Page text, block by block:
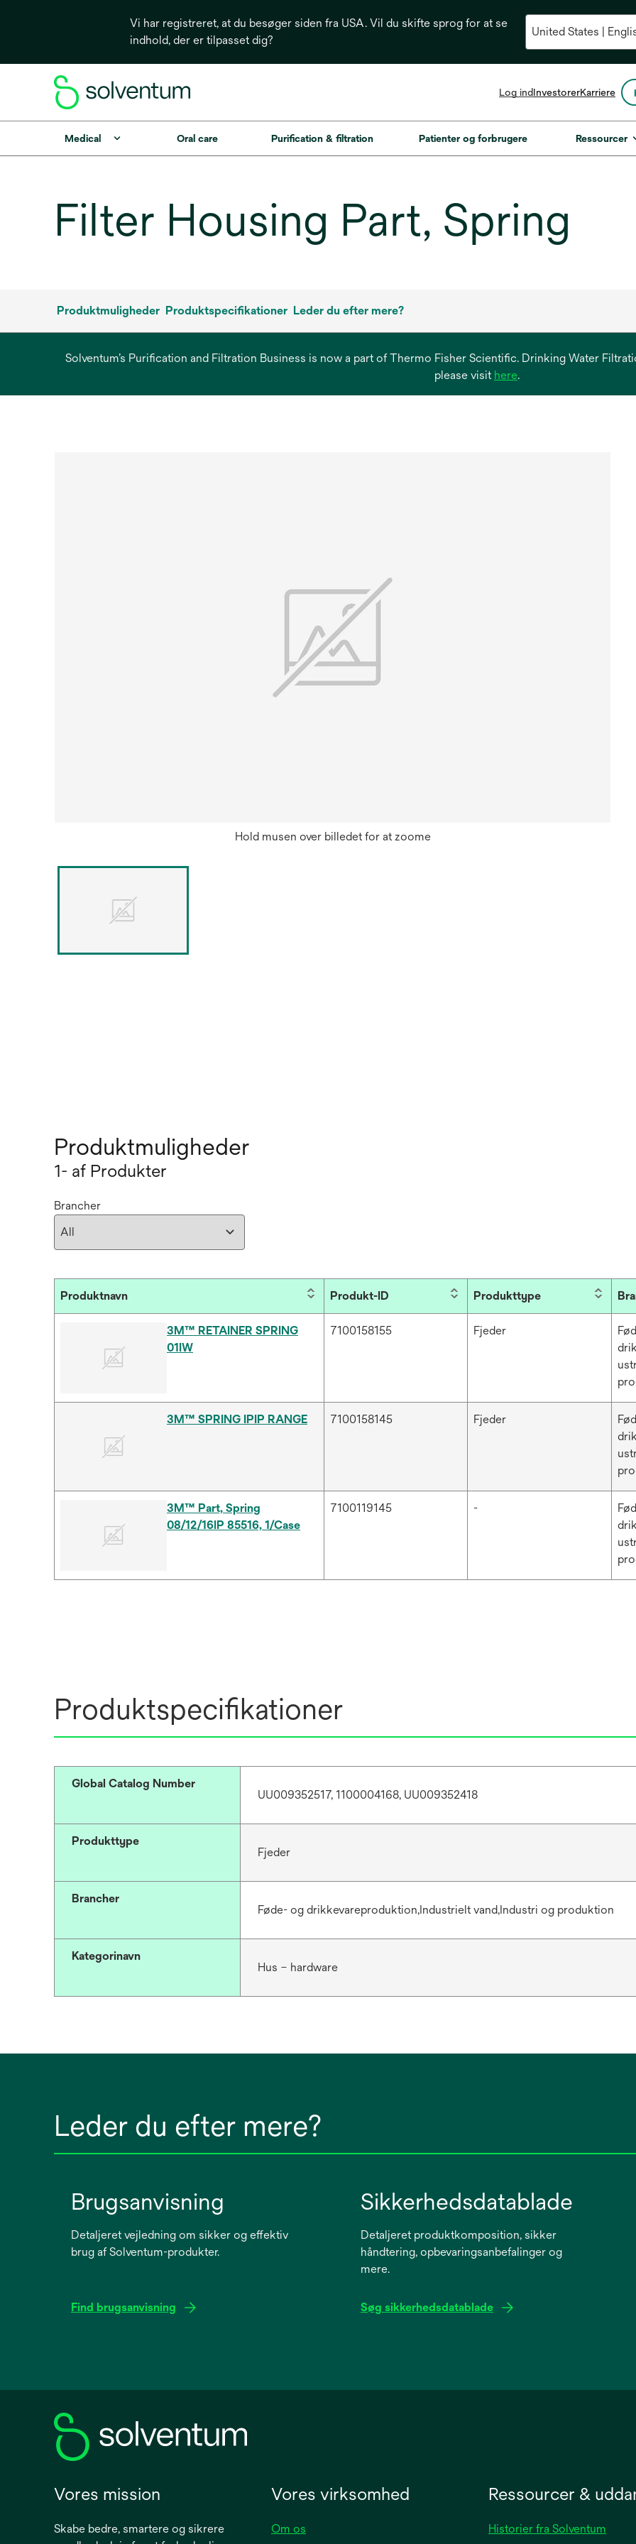
Vi har registreret, at du besøger siden fra USA. Vil du skifte sprog for at se
indhold, der er tilpasset dig?
Log indInvestoreropens
a
new
Karriere
Medical Oral care Purification & filtration Patienter og forbrugere Ressourcer
Filter Housing Part, Spring
Produktmuligheder Produktspecifikationer Leder du efter mere?
Solventum’s Purification and Filtration Business is now a part of Thermo Fisher Scientific. Drinking Water
please visit hereopens
.
Hold musen over billedet for at zoome
Produktmuligheder
1- af Produkter
Brancher
Produktnavn Produkt-ID Produkttype
3M™ RETAINER SPRING
01IW
7100158155 Fjeder
3M™ SPRING IPIP RANGE 7100158145 Fjeder
3M™ Part, Spring
08/12/16IP 85516, 1/Case
7100119145 -
Produktspecifikationer
Global Catalog Number
UU009352517, 1100004168, UU009352418
Produkttype
Fjeder
Brancher
Føde- og drikkevareproduktion,Industrielt vand,Industri og produktion
Kategorinavn
Hus – hardware
Leder du efter mere?
Brugsanvisning
Detaljeret vejledning om sikker og effektiv
brug af Solventum-produkter.
Find brugsanvisning
new
Sikkerhedsdatablade
Detaljeret produktkomposition, sikker
håndtering, opbevaringsanbefalinger og
mere.
Søg sikkerhedsdatablade
new
Vores mission
Skabe bedre, smartere og sikrere
Vores virksomhed
Om os
Ressourcer &
Historier fra Solventum